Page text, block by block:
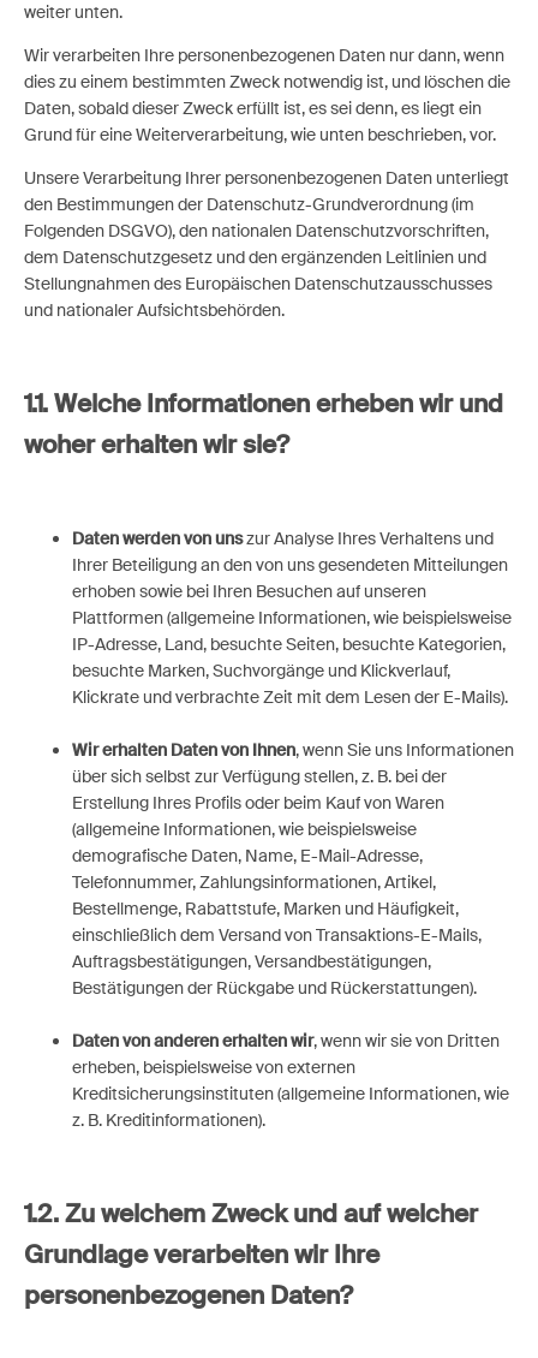
weiter unten.
Wir verarbeiten Ihre personenbezogenen Daten nur dann, wenn
dies zu einem bestimmten Zweck notwendig ist, und löschen die
Daten, sobald dieser Zweck erfüllt ist, es sei denn, es liegt ein
Grund für eine Weiterverarbeitung, wie unten beschrieben, vor.
Unsere Verarbeitung Ihrer personenbezogenen Daten unterliegt
den Bestimmungen der Datenschutz-Grundverordnung (im
Folgenden DSGVO), den nationalen Datenschutzvorschriften,
dem Datenschutzgesetz und den ergänzenden Leitlinien und
Stellungnahmen des Europäischen Datenschutzausschusses
und nationaler Aufsichtsbehörden.
1.1.Welche Informationen erheben wir und
woher erhalten wir sie?
Daten werden von unszur Analyse Ihres Verhaltens und
Ihrer Beteiligung an den von uns gesendeten Mitteilungen
erhoben sowie bei Ihren Besuchen auf unseren
Plattformen (allgemeine Informationen, wie beispielsweise
IP-Adresse, Land, besuchte Seiten, besuchte Kategorien,
besuchte Marken, Suchvorgänge und Klickverlauf,
Klickrate und verbrachte Zeit mit dem Lesen der E-Mails).
Wir erhalten Daten von Ihnen, wenn Sie uns Informationen
über sich selbst zur Verfügung stellen, z. B. bei der
Erstellung Ihres Profils oder beim Kauf von Waren
(allgemeine Informationen, wie beispielsweise
demografische Daten, Name, E-Mail-Adresse,
Telefonnummer, Zahlungsinformationen, Artikel,
Bestellmenge, Rabattstufe, Marken und Häufigkeit,
einschließlich dem Versand von Transaktions-E-Mails,
Auftragsbestätigungen, Versandbestätigungen,
Bestätigungen der Rückgabe und Rückerstattungen).
Daten von anderen erhalten wir, wenn wir sie von Dritten
erheben, beispielsweise von externen
Kreditsicherungsinstituten (allgemeine Informationen, wie
z. B. Kreditinformationen).
1.2.Zu welchem Zweck und auf welcher
Grundlage verarbeiten wir Ihre
personenbezogenen Daten?